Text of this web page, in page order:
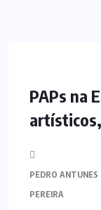
PAPs na
PEDRO ANTUNES
PEREIRA